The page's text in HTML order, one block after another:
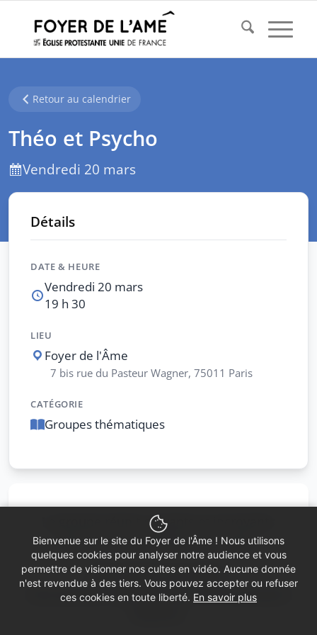
Retour au calendrier
Théo et Psycho
Vendredi 20 mars
Le groupe réunit croyants et incroyants
dans une atmosphère conviviale.
Nous lisons ces textes,
nous parlons aussi de nous, de nos propres
Détails
DATE & HEURE
Vendredi 20 mars
19 h 30
LIEU
Foyer de l'Âme
7 bis rue du Pasteur Wagner, 75011 Paris
CATÉGORIE
Groupes thématiques
Bienvenue sur le site du Foyer de l'Âme ! Nous utilisons
quelques cookies pour analyser notre audience et vous
permettre de visionner nos cultes en vidéo. Aucune donnée
n'est revendue à des tiers. Vous pouvez accepter ou refuser
ces cookies en toute liberté. En savoir plus